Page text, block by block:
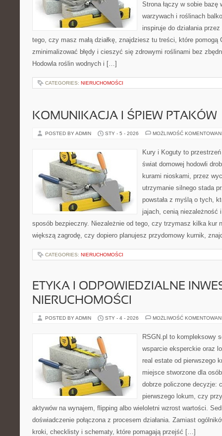
Strona łączy w sobie bazę
warzywach i roślinach
inspiruje do działania
tego, czy masz małą działkę, znajdziesz tu treści, które pomogą
zminimalizować błędy i cieszyć się zdrowymi roślinami bez
Hodowla roślin wodnych i […]
CATEGORIES: NIERUCHOMOŚCI
KOMUNIKACJA I ŚPIEW PTAKÓW
POSTED BY ADMIN STY - 5 - 2026 MOŻLIWOŚĆ
Kury i Koguty to
świat domowej hodowli
kurami nioskami, przez
utrzymanie silnego stada
powstała z myślą o tych,
jajach, cenią niezależność
sposób bezpieczny. Niezależnie od tego, czy trzymasz kilka kur
większą zagrodę, czy dopiero planujesz przydomowy kurnik,
CATEGORIES: NIERUCHOMOŚCI
ETYKA I ODPOWIEDZIALNE
NIERUCHOMOŚCI
POSTED BY ADMIN STY - 4 - 2026 MOŻLIWOŚĆ
RSGN.pl to kompleksowy
wsparcie eksperckie oraz
real estate od pierwszego
miejsce stworzone dla
dobrze policzone decyzje:
pierwszego lokum, czy
aktywów na wynajem, flipping albo wieloletni wzrost wartości.
doświadczenie połączona z procesem działania. Zamiast
kroki, checklisty i schematy, które pomagają przejść […]